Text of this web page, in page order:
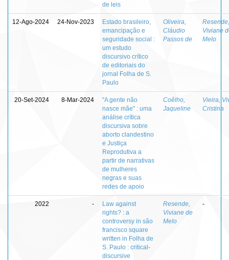
de leis
12-Ago-2024 24-Nov-2023
Estado brasileiro,
emancipação e
seguridade social :
um estudo
discursivo crítico
de editoriais do
jornal Folha de S.
Paulo
Oliveira,
Cláudio
Passos de
Resende,
Viviane
Melo
20-Set-2024 8-Mar-2024
"A gente não
nasce mãe" : uma
análise crítica
discursiva sobre
aborto clandestino
e Justiça
Reprodutiva a
partir de narrativas
de mulheres
negras e suas
redes de apoio
Coêlho,
Jaqueline
Vieira,
Cristina
2022 -
Law against
rights? : a
controversy in são
francisco square
written in Folha de
S. Paulo : critical-
discursive
Resende,
Viviane de
Melo
-